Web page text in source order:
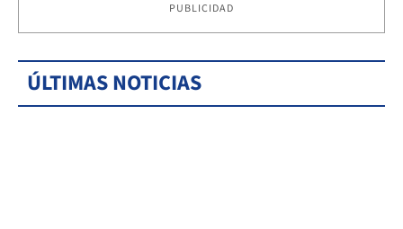
PUBLICIDAD
ÚLTIMAS NOTICIAS